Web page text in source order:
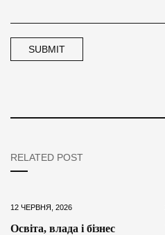
RELATED POST
12 ЧЕРВНЯ, 2026
Освіта, влада і бізнес